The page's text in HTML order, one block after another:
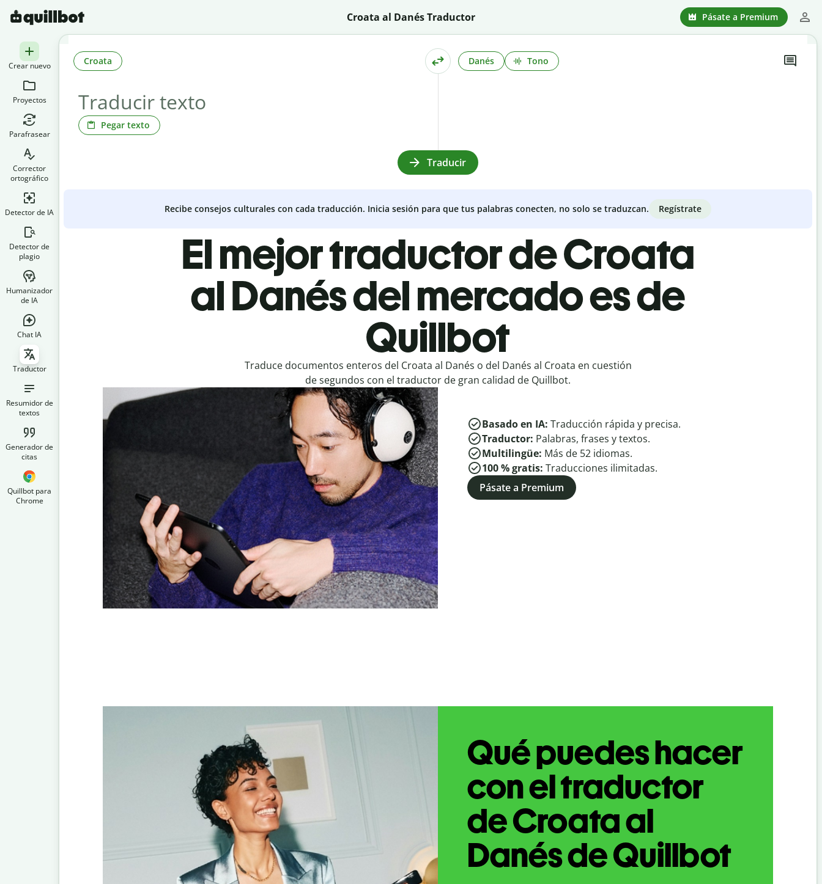
Croata al Danés Traductor Pásate a Premium
Crear nuevo
Proyectos
Parafrasear
Corrector
ortográfico
Detector de IA
Detector de
plagio
Humanizador
de IA
Chat IA
Traductor
Resumidor de
textos
Generador de
citas
Quillbot para
Chrome
Pegar texto
Croata Danés Tono
Traducir
Recibe consejos culturales con cada traducción. Inicia sesión para que tus palabras conecten, no solo se traduzcan. Regístrate
El mejor traductor de Croata
al Danés del mercado es de
Quillbot
Traduce documentos enteros del Croata al Danés o del Danés al Croata en cuestión
de segundos con el traductor de gran calidad de Quillbot.
Basado en IA: Traducción rápida y precisa.
Traductor: Palabras, frases y textos.
Multilingüe: Más de 52 idiomas.
100 % gratis: Traducciones ilimitadas.
Pásate a Premium
Qué puedes hacer
con el traductor
de Croata al
Danés de Quillbot